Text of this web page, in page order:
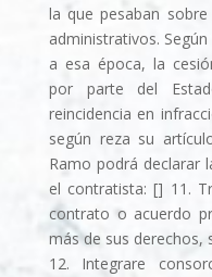
la que pesaban
administrativos.
a esa época, la
por parte del
reincidencia en
según reza su
Ramo podrá declarar
el contratista: [] 11.
contrato o acuerdo
más de sus derechos,
12. Integrare